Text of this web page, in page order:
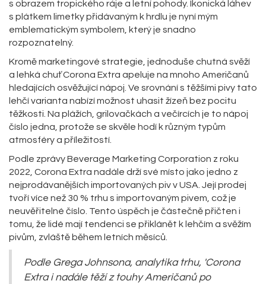
s obrazem tropického ráje a letní pohody. Ikonická láhev
s plátkem limetky přidávaným k hrdlu je nyní mým
emblematickým symbolem, který je snadno
rozpoznatelný.
Kromě marketingové strategie, jednoduše chutná svěží
a lehká chuť Corona Extra apeluje na mnoho Američanů
hledajících osvěžující nápoj. Ve srovnání s těžšími pivy tato
lehčí varianta nabízí možnost uhasit žízeň bez pocitu
těžkosti. Na plážích, grilovačkách a večírcích je to nápoj
číslo jedna, protože se skvěle hodí k různým typům
atmosféry a příležitostí.
Podle zprávy Beverage Marketing Corporation z roku
2022, Corona Extra nadále drží své místo jako jedno z
nejprodávanějších importovaných piv v USA. Její prodej
tvoří více než 30 % trhu s importovaným pivem, což je
neuvěřitelné číslo. Tento úspěch je částečně přičten i
tomu, že lidé mají tendenci se přiklánět k lehčím a svěžím
pivům, zvláště během letních měsíců.
Podle Grega Johnsona, analytika trhu, 'Corona
Extra i nadále těží z touhy Američanů po